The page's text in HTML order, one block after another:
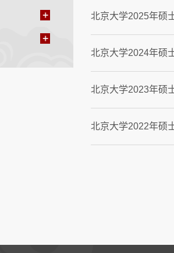
北京大学2025年硕
北京大学2024年硕
北京大学2023年硕
北京大学2022年硕